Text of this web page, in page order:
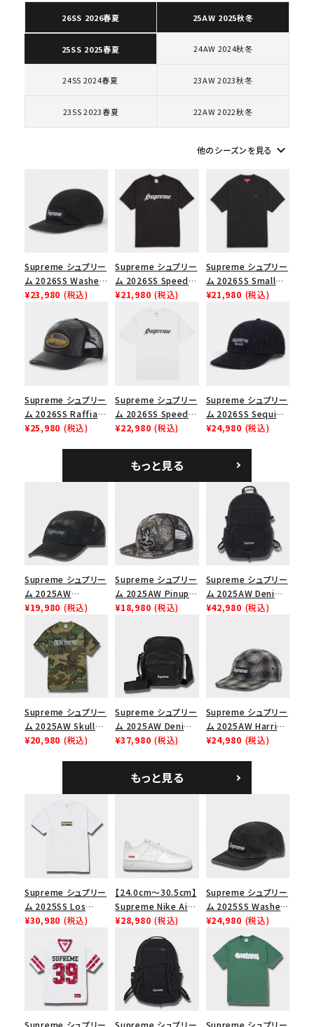
カテゴリーから探す
価格から探す
円 ～
在庫のない商品を表示する
絞り込んで検索する
26SS 2026春夏 25AW 2025秋冬
25SS 2025春夏 24AW 2024秋冬
24SS 2024春夏 23AW 2023秋冬
23SS 2023春夏 22AW 2022秋冬
他のシーズンを見る keyboard_arrow_down
Supreme シュプリー
ム 2026SS Washed
Chino Twill Camp
ノツイル キャンプキャ
ップ ブラック
¥23,980 (税込)
Supreme シュプリー
ム 2026SS Speed
Tee スピードTシャツ
¥21,980 (税込)
Supreme シュプリー
ム 2026SS Small
Box Tee スモールボ
¥21,980 (税込)
Supreme シュプリー
ム 2026SS Raffia
Mesh Back 5-Panel
¥25,980 (税込)
Supreme シュプリー
ム 2026SS Speed
Tee スピードTシャツ
¥22,980 (税込)
Supreme シュプリー
ム 2026SS Sequin
Denim Classic
シックロゴ 6パネルキ
ャップ ブラック
¥24,980 (税込)
もっと見る
Supreme シュプリー
ム 2025AW
Overdyed Camp
Cap オーバーダイド
キャンプキャップ ブ
ラック
¥19,980 (税込)
Supreme シュプリー
ム 2025AW Pinup
Mesh Back 5-Panel
ュバック 5パネルキャ
ップ トゥルーティン
バーHTC フォールカ
¥18,980 (税込)
Supreme シュプリー
ム 2025AW Denim
Backpack デニム バ
¥42,980 (税込)
Supreme シュプリー
ム 2025AW Skull
Tee スカル Tシャ
¥20,980 (税込)
Supreme シュプリー
ム 2025AW Denim
Shoulder Bag デニ
¥37,980 (税込)
Supreme シュプリー
ム 2025AW Harris
Tweed Camp Cap
¥24,980 (税込)
もっと見る
Supreme シュプリー
ム 2025SS Los
Angeles Fire Relief
イヤーリリーフボック
スロゴTシャツ ホワ
イト 白
¥30,980 (税込)
【24.0cm～30.5cm】
Supreme Nike Air
Force 1 Low シュプ
リーム ナイキエアフォ
ース１スニーカー シ
ューズ ホワイト
¥28,980 (税込)
Supreme シュプリー
ム 2025SS Washed
Chino Twill Camp
Cap ウォッシュチノツ
イルキャンプキャップ
ブラック 黒
¥24,980 (税込)